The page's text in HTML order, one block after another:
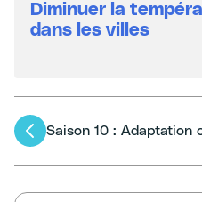
Diminuer la
dans les villes
Navigation
des
Saison 10 : Adaptation